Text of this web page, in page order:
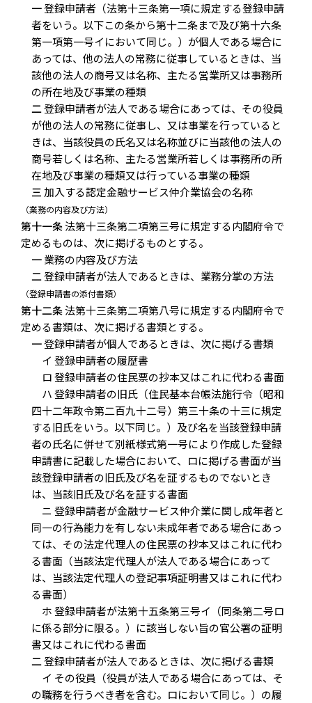
一登録申請者（法第十三条第一項に規定する登録申請
者をいう。以下この条から第十二条まで及び第十六条
第一項第一号イにおいて同じ。）が個人である場合に
あっては、他の法人の常務に従事しているときは、当
該他の法人の商号又は名称、主たる営業所又は事務所
の所在地及び事業の種類
二登録申請者が法人である場合にあっては、その役員
が他の法人の常務に従事し、又は事業を行っていると
きは、当該役員の氏名又は名称並びに当該他の法人の
商号若しくは名称、主たる営業所若しくは事務所の所
在地及び事業の種類又は行っている事業の種類
三加入する認定金融サービス仲介業協会の名称
（業務の内容及び方法）
第十一条法第十三条第二項第三号に規定する内閣府令で
定めるものは、次に掲げるものとする。
一業務の内容及び方法
二登録申請者が法人であるときは、業務分掌の方法
（登録申請書の添付書類）
第十二条法第十三条第二項第八号に規定する内閣府令で
定める書類は、次に掲げる書類とする。
一登録申請者が個人であるときは、次に掲げる書類
イ 登録申請者の履歴書
ロ 登録申請者の住民票の抄本又はこれに代わる書面
ハ 登録申請者の旧氏（住民基本台帳法施行令（昭和
四十二年政令第二百九十二号）第三十条の十三に規定
する旧氏をいう。以下同じ。）及び名を当該登録申請
者の氏名に併せて別紙様式第一号により作成した登録
申請書に記載した場合において、ロに掲げる書面が当
該登録申請者の旧氏及び名を証するものでないとき
は、当該旧氏及び名を証する書面
ニ 登録申請者が金融サービス仲介業に関し成年者と
同一の行為能力を有しない未成年者である場合にあっ
ては、その法定代理人の住民票の抄本又はこれに代わ
る書面（当該法定代理人が法人である場合にあって
は、当該法定代理人の登記事項証明書又はこれに代わ
る書面）
ホ 登録申請者が法第十五条第三号イ（同条第二号ロ
に係る部分に限る。）に該当しない旨の官公署の証明
書又はこれに代わる書面
二登録申請者が法人であるときは、次に掲げる書類
イ その役員（役員が法人である場合にあっては、そ
の職務を行うべき者を含む。ロにおいて同じ。）の履